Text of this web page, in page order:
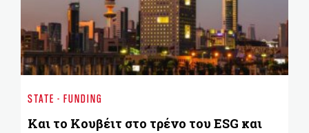
STATE - FUNDING
Και το Κουβέιτ στο τρένο του ESG και